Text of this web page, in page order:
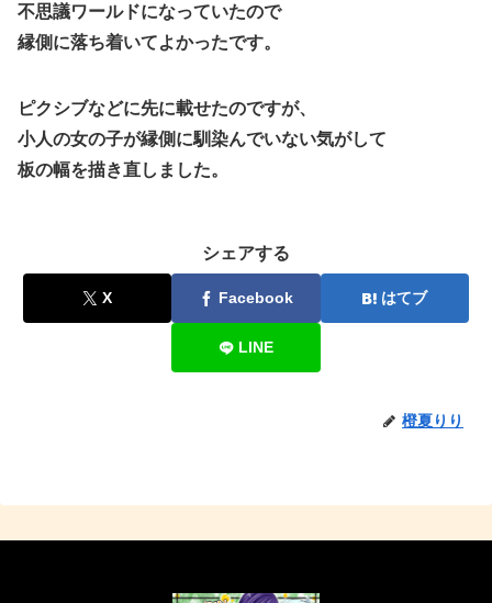
不思議ワールドになっていたので
縁側に落ち着いてよかったです。
ピクシブなどに先に載せたのですが、
小人の女の子が縁側に馴染んでいない気がして
板の幅を描き直しました。
シェアする
X Facebook はてブ
LINE
橙夏りり